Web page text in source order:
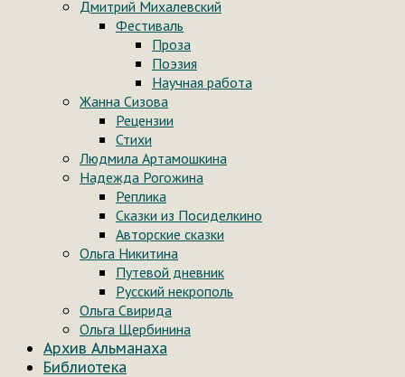
Дмитрий Михалевский
Фестиваль
Проза
Поэзия
Научная работа
Жанна Сизова
Рецензии
Стихи
Людмила Артамошкина
Надежда Рогожина
Реплика
Сказки из Посиделкино
Авторские сказки
Ольга Никитина
Путевой дневник
Русский некрополь
Ольга Свирида
Ольга Щербинина
Архив Альманаха
Библиотека